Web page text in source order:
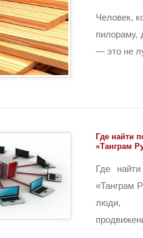
Человек,
пилораму,
— это не
Где найти
«Танграм
Где
«Танграм
люди,